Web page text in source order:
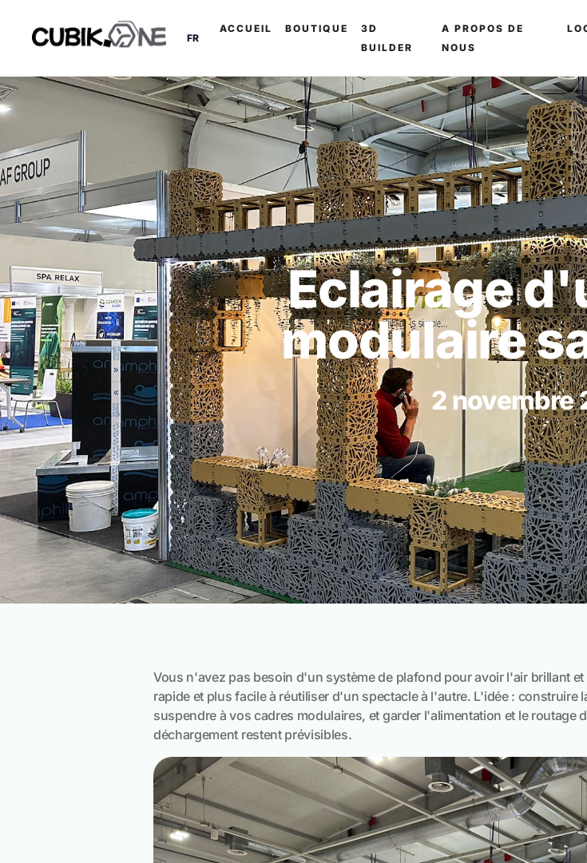
FR
ACCUEIL BOUTIQUE
3D
BUILDER
A PROPOS DE
NOUS
Eclairage
modulaire
2 novembre
Vous n'avez pas besoin d'un système de plafond pour avoir l'air brillant
rapide et plus facile à réutiliser d'un spectacle à l'autre. L'idée :
suspendre à vos cadres modulaires, et garder l'alimentation et le routage
déchargement restent prévisibles.